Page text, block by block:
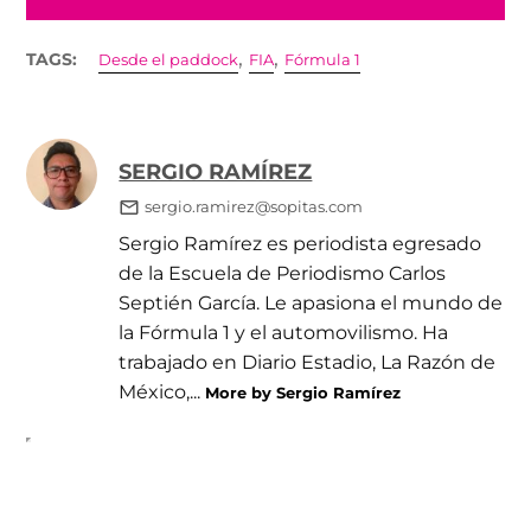
TAGS: Desde el paddock, FIA, Fórmula 1
SERGIO RAMÍREZ
sergio.ramirez@sopitas.com
Sergio Ramírez es periodista egresado
de la Escuela de Periodismo Carlos
Septién García. Le apasiona el mundo de
la Fórmula 1 y el automovilismo. Ha
trabajado en Diario Estadio, La Razón de
México,... More by Sergio Ramírez